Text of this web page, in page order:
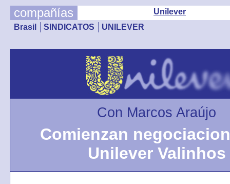
compañías
Unilever
Brasil │SINDICATOS │UNILEVER
Con Marcos Araújo
Comienzan
Unilever Valinhos